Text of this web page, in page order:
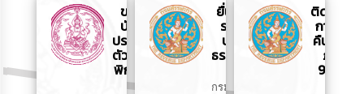
ขอมี
บัตร
ประจำ
ตัวคน
พิการ
ยื่นภาษี
รายได้
บุคคล
ธรรมดา
กรม
ติดตาม
การขอ
คืนภาษี
ภ.ง.ด
91/90